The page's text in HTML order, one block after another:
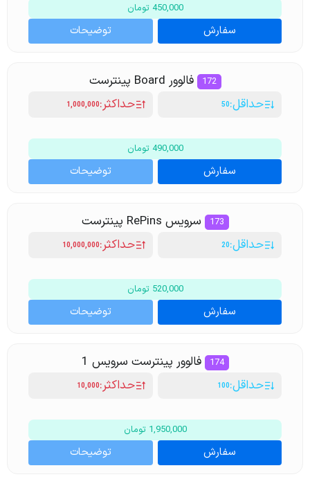
450,000 تومان
سفارش توضیحات
172
فالوور Board پینترست
حداقل:50 حداکثر:1,000,000
490,000 تومان
سفارش توضیحات
173
سرویس RePins پینترست
حداقل:20 حداکثر:10,000,000
520,000 تومان
سفارش توضیحات
174
فالوور پینترست سرویس 1
حداقل:100 حداکثر:10,000
1,950,000 تومان
سفارش توضیحات